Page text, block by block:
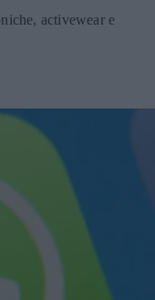
activewear e